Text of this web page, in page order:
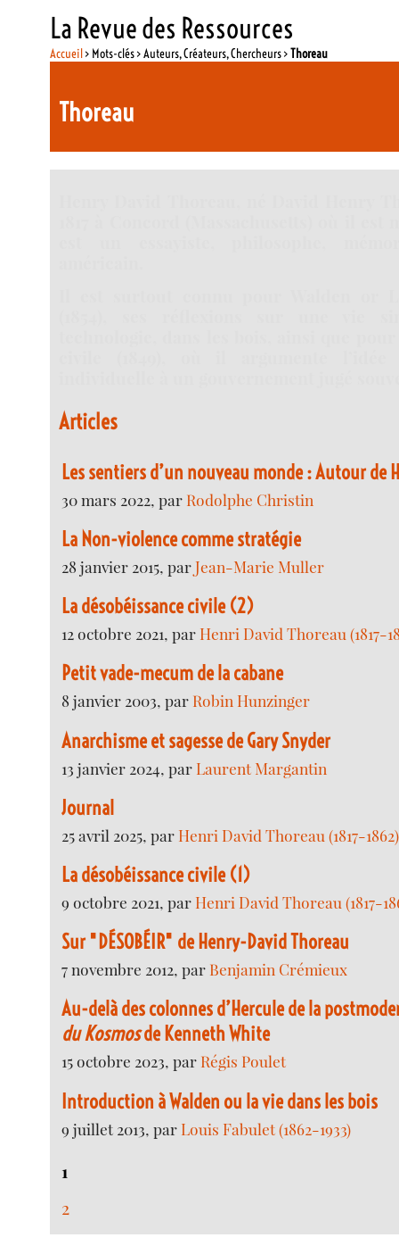
La Revue des Ressources
Accueil> Mots-clés > Auteurs, Créateurs, Chercheurs >Thoreau
Thoreau
Articles
Les sentiers d’un nouveau monde : Autour de
30 mars 2022, par Rodolphe Christin
La Non-violence comme stratégie
28 janvier 2015, parJean-Marie Muller
La désobéissance civile (2)
12 octobre 2021, parHenri David Thoreau (1817-
Petit vade-mecum de la cabane
8 janvier 2003, par Robin Hunzinger
Anarchisme et sagesse de Gary Snyder
13 janvier 2024, parLaurent Margantin
Journal
25 avril 2025, parHenri David Thoreau (1817-1862)
La désobéissance civile (1)
9 octobre 2021, parHenri David Thoreau (1817-
Sur "DÉSOBÉIR" de Henry-David Thoreau
7 novembre 2012, par Benjamin Crémieux
Au-delà des colonnes d’Hercule de la
du Kosmosde Kenneth White
15 octobre 2023, par Régis Poulet
Introduction à Walden ou la vie dans les bois
9 juillet 2013, parLouis Fabulet (1862-1933)
1
2